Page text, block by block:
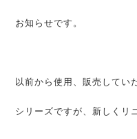
お知らせです。
以前から使用、販売してい
シリーズですが、新しくリ